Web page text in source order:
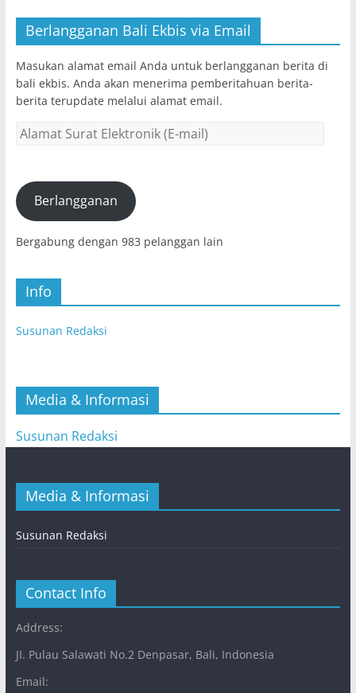
Berlangganan Bali Ekbis via Email
Masukan alamat email Anda untuk berlangganan berita di
bali ekbis. Anda akan menerima pemberitahuan berita-
berita terupdate melalui alamat email.
Alamat
(E-
mail)Berlangganan
Bergabung dengan 983 pelanggan lain
Info
Susunan Redaksi
Media & Informasi
Susunan Redaksi
Media & Informasi
Susunan Redaksi
Contact Info
Address:
JI. Pulau Salawati No.2 Denpasar, Bali, Indonesia
Email: